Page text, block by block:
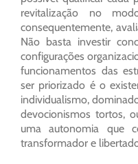
revitalização no
consequentemente,
Não basta investir
configurações
funcionamentos das
ser priorizado é o
individualismo,
devocionismos tortos,
uma autonomia que
transformador e